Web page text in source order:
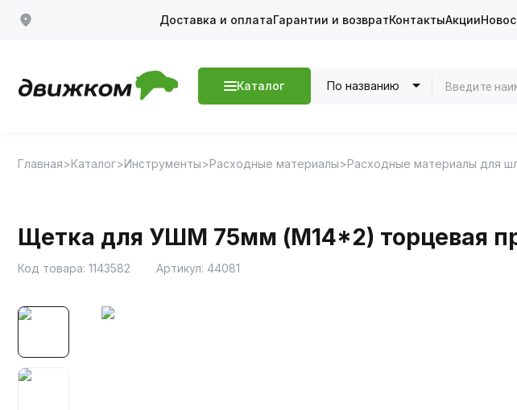
Доставка и оплатаГарантии и возвратКонтактыАкции
Каталог По названию
Главная Каталог Инструменты Расходные материалы Расходные материалы для
Щетка для УШМ 75мм (М14*2) торцевая
Код товара: 1143582 Артикул: 44081